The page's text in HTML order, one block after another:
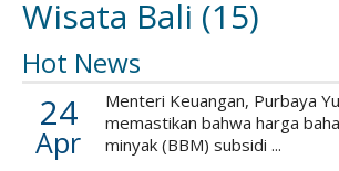
Wisata Bali (15)
Hot News
24
Apr
Menteri Keuangan, Purbaya
memastikan bahwa harga
minyak (BBM) subsidi ...